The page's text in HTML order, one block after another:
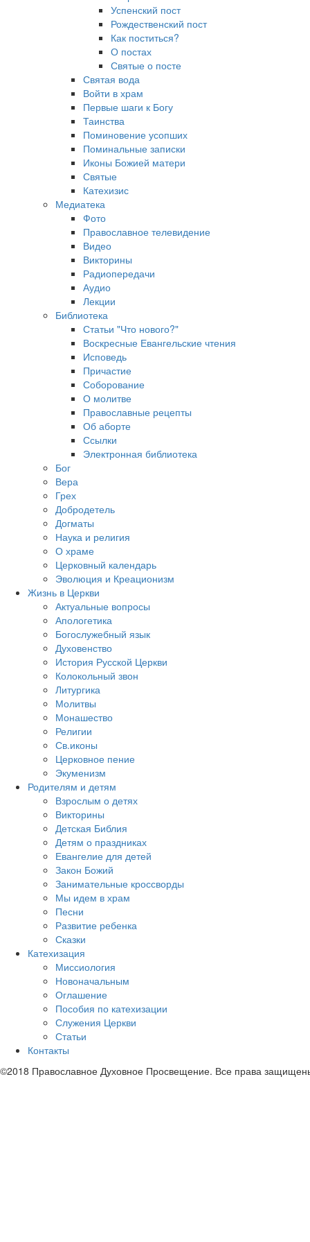
Успенский пост
Рождественский пост
Как поститься?
О постах
Святые о посте
Святая вода
Войти в храм
Первые шаги к Богу
Таинства
Поминовение усопших
Поминальные записки
Иконы Божией матери
Святые
Катехизис
Медиатека
Фото
Православное телевидение
Видео
Викторины
Радиопередачи
Аудио
Лекции
Библиотека
Статьи "Что нового?"
Воскресные Евангельские чтения
Исповедь
Причастие
Соборование
О молитве
Православные рецепты
Об аборте
Ссылки
Электронная библиотека
Бог
Вера
Грех
Добродетель
Догматы
Наука и религия
О храме
Церковный календарь
Эволюция и Креационизм
Жизнь в Церкви
Актуальные вопросы
Апологетика
Богослужебный язык
Духовенство
История Русской Церкви
Колокольный звон
Литургика
Молитвы
Монашество
Религии
Св.иконы
Церковное пение
Экуменизм
Родителям и детям
Взрослым о детях
Викторины
Детская Библия
Детям о праздниках
Евангелие для детей
Закон Божий
Занимательные кроссворды
Мы идем в храм
Песни
Развитие ребенка
Сказки
Катехизация
Миссиология
Новоначальным
Оглашение
Пособия по катехизации
Служения Церкви
Статьи
Контакты
©2018 Православное Духовное Просвещение. Все права